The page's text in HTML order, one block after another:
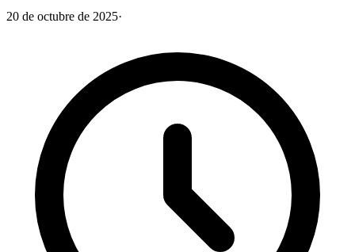
20 de octubre de 2025·